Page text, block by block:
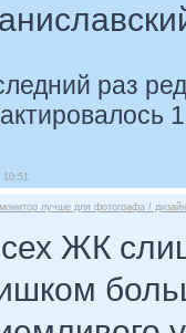
раз
10:51
лучше для фотографа /
ЖК